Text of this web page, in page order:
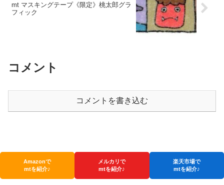
mt マスキングテープ《限定》桃太郎グラ
フィック
コメント
コメントを書き込む
Amazonで
mtを紹介♪
メルカリで
mtを紹介♪
楽天市場で
mtを紹介♪